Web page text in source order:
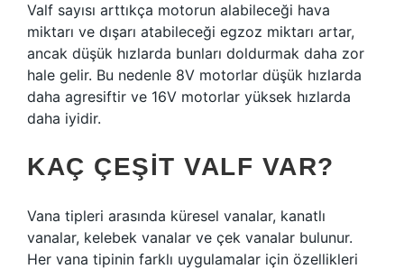
Valf sayısı arttıkça motorun alabileceği hava
miktarı ve dışarı atabileceği egzoz miktarı artar,
ancak düşük hızlarda bunları doldurmak daha zor
hale gelir. Bu nedenle 8V motorlar düşük hızlarda
daha agresiftir ve 16V motorlar yüksek hızlarda
daha iyidir.
KAÇ ÇEŞIT VALF VAR?
Vana tipleri arasında küresel vanalar, kanatlı
vanalar, kelebek vanalar ve çek vanalar bulunur.
Her vana tipinin farklı uygulamalar için özellikleri